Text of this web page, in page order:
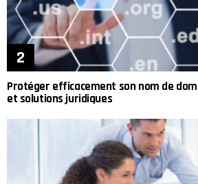
Protéger efficacement son nom de
et solutions juridiques